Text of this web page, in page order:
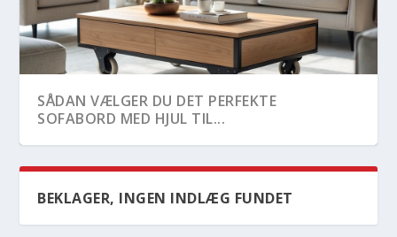
SÅDAN VÆLGER DU DET PERFEKTE
SOFABORD MED HJUL TIL...
BEKLAGER, INGEN INDLÆG FUNDET